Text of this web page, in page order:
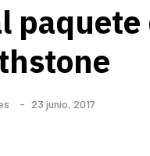
paquete
23 junio, 2017